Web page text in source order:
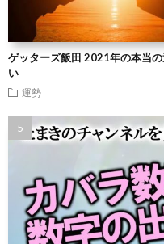
ゲッターズ飯田 2021年の本当
い
運勢